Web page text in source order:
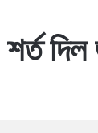
দিল